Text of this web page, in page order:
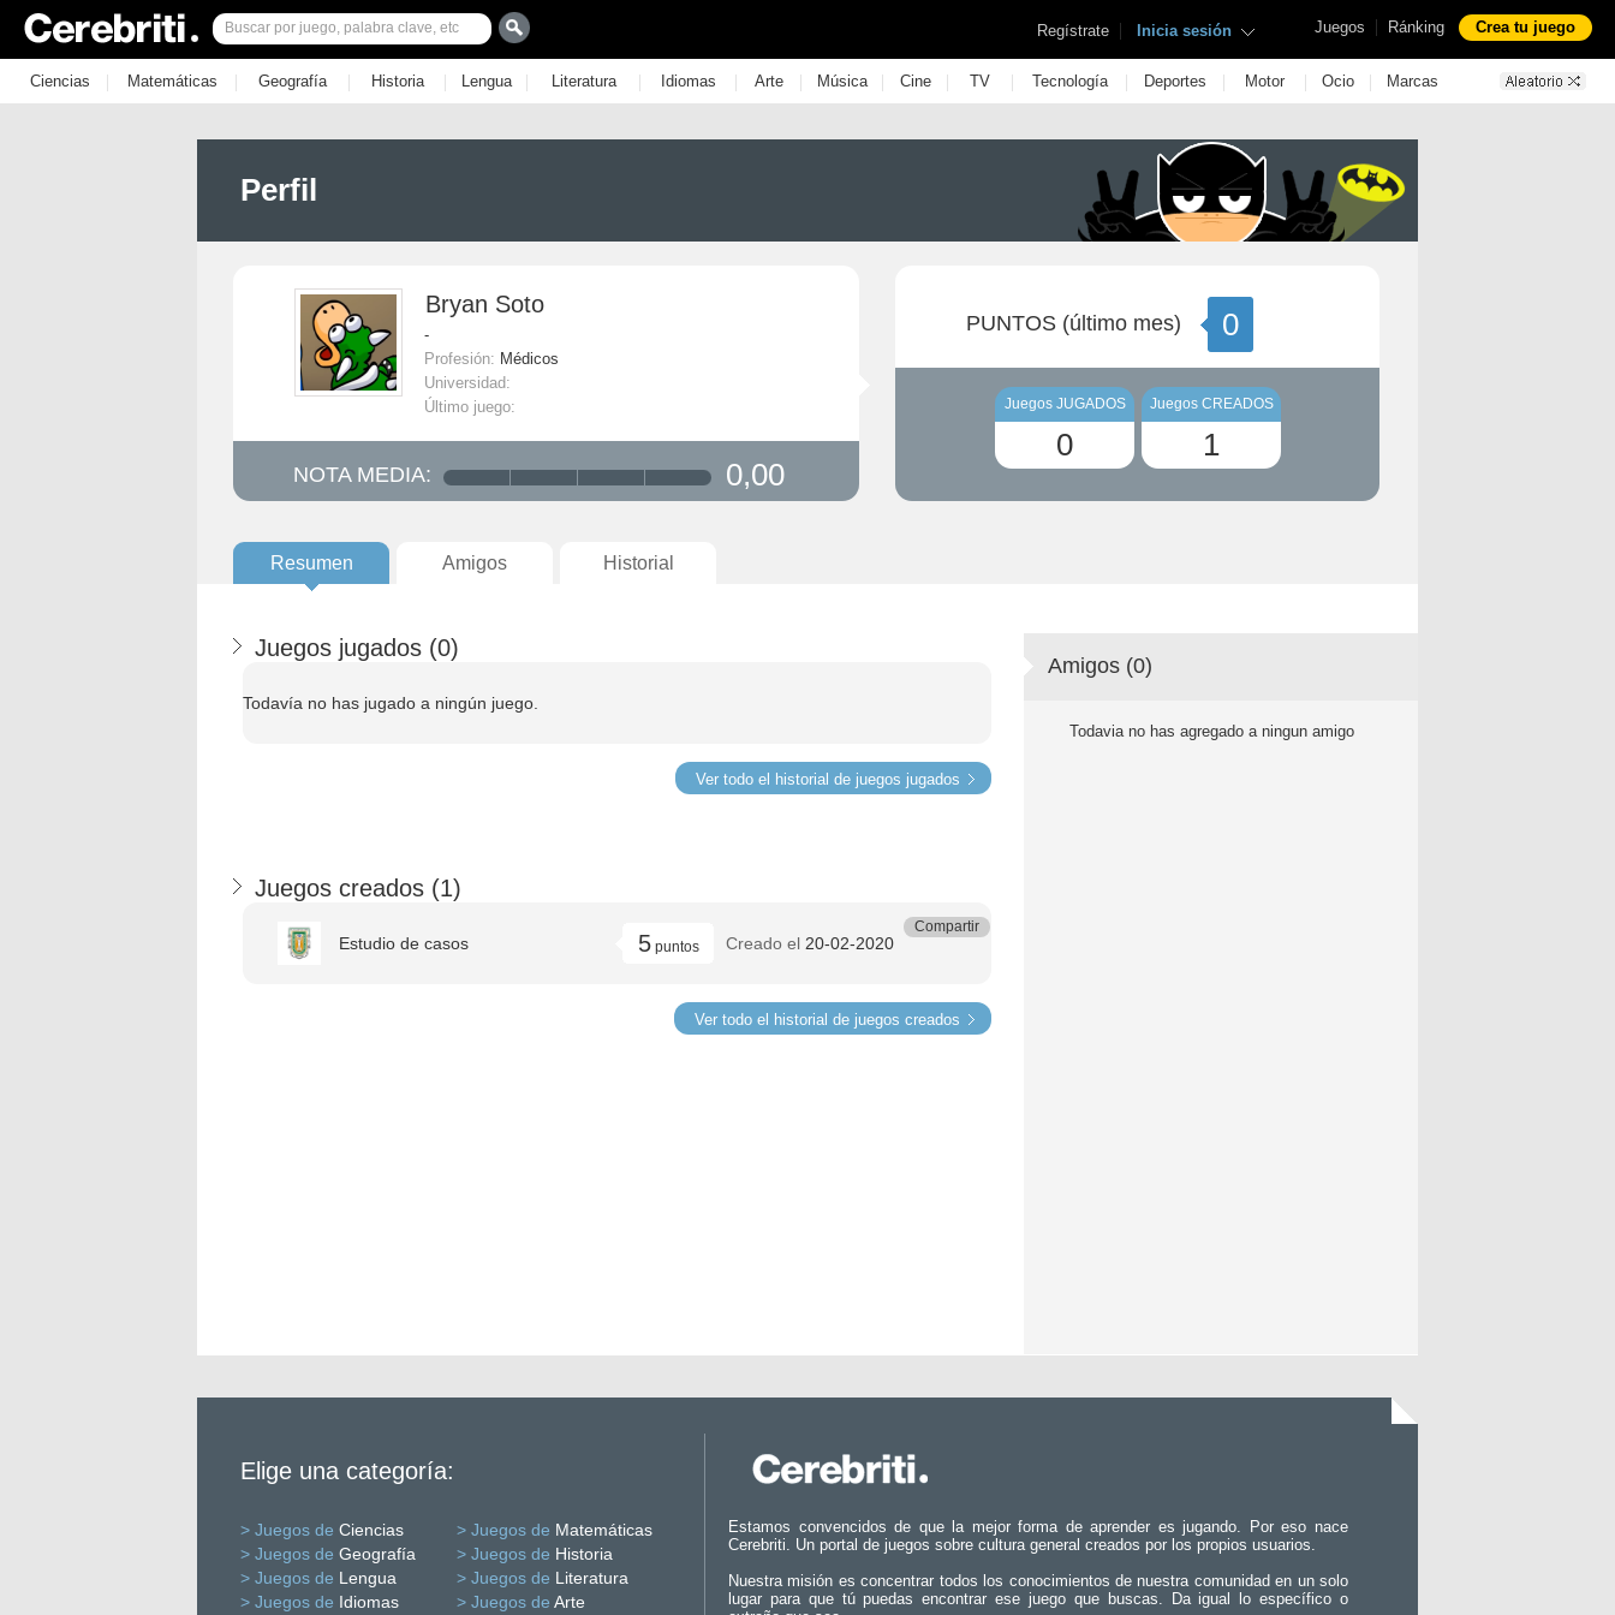
Juegos | Ránking Crea tu juego
Regístrate | Inicia sesión
Ciencias | Matemáticas | Geografía | Historia | Lengua | Literatura | Idiomas | Arte | Música | Cine | TV | Tecnología | Deportes | Motor | Ocio | Marcas
Perfil
Bryan Soto
-
Profesión: Médicos
Universidad:
Último juego:
NOTA MEDIA: 0,00
PUNTOS (último mes) 0
Juegos JUGADOS
0
Juegos CREADOS
1
Resumen Amigos Historial
Juegos jugados (0)
Todavía no has jugado a ningún juego.
Ver todo el historial de juegos jugados
Juegos creados (1)
Estudio de casos 5puntos Creado el 20-02-2020
Compartir
Ver todo el historial de juegos creados
Amigos (0)
Todavia no has agregado a ningun amigo
Elige una categoría:
> Juegos de Ciencias > Juegos de Matemáticas
> Juegos de Geografía > Juegos de Historia
> Juegos de Lengua > Juegos de Literatura
> Juegos de Idiomas > Juegos de Arte
Estamos convencidos de que la mejor forma de aprender es jugando. Por eso nace
Cerebriti. Un portal de juegos sobre cultura general creados por los propios usuarios.
Nuestra misión es concentrar todos los conocimientos de nuestra comunidad en un solo
lugar para que tú puedas encontrar ese juego que buscas. Da igual lo específico o